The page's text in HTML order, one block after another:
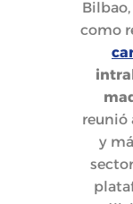
como
reunió
y